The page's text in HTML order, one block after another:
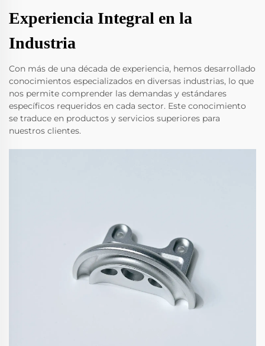
Experiencia Integral en la
Industria
Con más de una década de experiencia, hemos desarrollado
conocimientos especializados en diversas industrias, lo que
nos permite comprender las demandas y estándares
específicos requeridos en cada sector. Este conocimiento
se traduce en productos y servicios superiores para
nuestros clientes.